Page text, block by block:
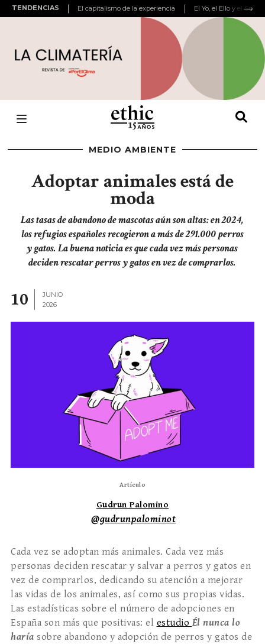
TENDENCIAS El capitalismo de la experiencia El Yo, el Ello y el
MEDIO AMBIENTE
Adoptar animales está de
moda
Las tasas de abandono de mascotas aún son altas: en 2024,
los refugios españoles recogieron a más de 291.000 perros
y gatos. La buena noticia es que cada vez más personas
deciden rescatar perros y gatos en vez de comprarlos.
10
JUNIO
2026
Artículo
Gudrun Palomino
@gudrunpalominot
Cada vez se adoptan más animales. Cada vez más
personas deciden rescatar y salvar a perros y gatos en
vez de comprarlos, dedicando su atención a mejorar
las vidas de los animales, así como sus propias vidas.
Las estadísticas sobre el número de adopciones en
España son más que positivas: el estudio Él nunca lo
haría sobre abandono y adopción de perros y gatos de